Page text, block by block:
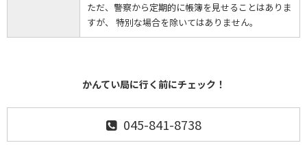
ただ、警察から定期的に帳簿を見せることはありま
すが、 特別な場合を除いてはありません。
かんてい局に行く前にチェック！
045-841-8738